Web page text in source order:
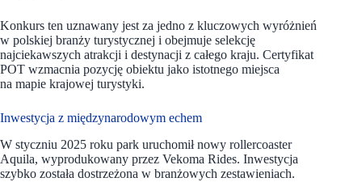
Konkurs ten uznawany jest za jedno z kluczowych wyróżnień
w polskiej branży turystycznej i obejmuje selekcję
najciekawszych atrakcji i destynacji z całego kraju. Certyfikat
POT wzmacnia pozycję obiektu jako istotnego miejsca
na mapie krajowej turystyki.
Inwestycja z międzynarodowym echem
W styczniu 2025 roku park uruchomił nowy rollercoaster
Aquila, wyprodukowany przez Vekoma Rides. Inwestycja
szybko została dostrzeżona w branżowych zestawieniach.